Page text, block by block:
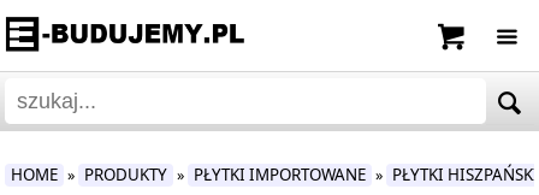
HOME » PRODUKTY » PŁYTKI IMPORTOWANE » PŁYTKI